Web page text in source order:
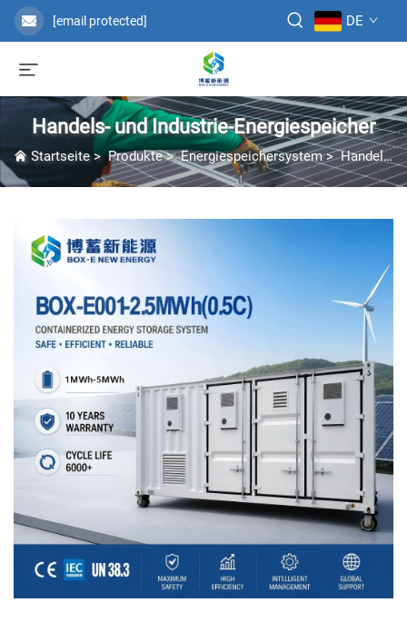
[email protected] DE
Handels- und Industrie-Energiespeicher
Startseite>Produkte>Energiespeichersystem>Handels- und Industrie-Energiespeicher